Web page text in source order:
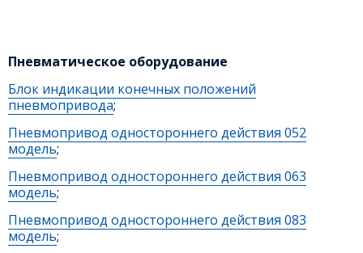
Пневматическое оборудование
Блок индикации конечных положений
пневмопривода;
Пневмопривод одностороннего действия 052
модель;
Пневмопривод одностороннего действия 063
модель;
Пневмопривод одностороннего действия 083
модель;